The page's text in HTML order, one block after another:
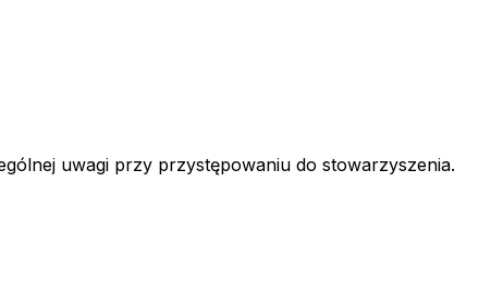
uwagi przy przystępowaniu do stowarzyszenia.